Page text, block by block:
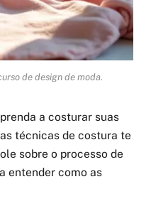
de design de moda.
a costurar suas
técnicas de costura te
sobre o processo de
entender como as